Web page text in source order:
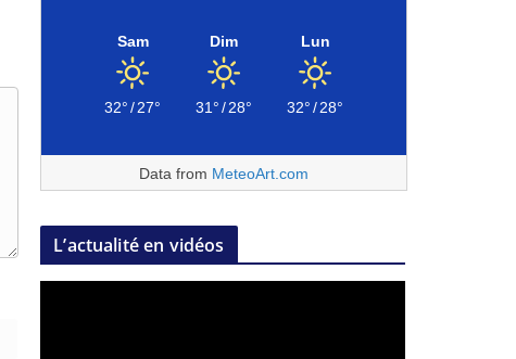
Sam
32°/27°
Dim
31°/28°
Lun
32°/28°
Data from MeteoArt.com
L’actualité en vidéos